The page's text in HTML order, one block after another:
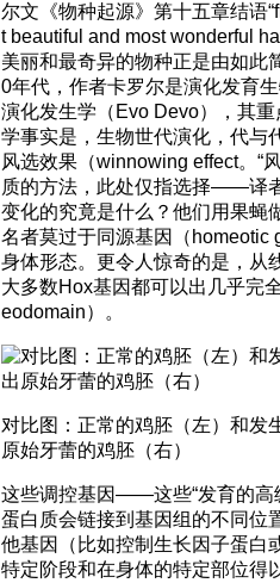
尔文《物种起源》第十五章结语
t beautiful and most wonderful
美丽和最奇异的物种正是由如
0年代，作者卡罗尔是演化发育
演化发生学（Evo Devo），其
学事实是，生物世代演化，代与
风选效果（winnowing effect。“
质的方法，此处仅指选择——译
变化的究竟是什么？他们用果
名者莫过于同源基因（
身体形态。更令人惊奇的是，从
大多数Hox基因都可以出几乎
eodomain）。
对比图：正常的鸡胚（左）和发
原始牙蕾的鸡胚（右）
这些调控基因——这些“发育的
蛋白质会链接到基因组的不同
他基因（比如控制生长因子蛋白
特定阶段和在身体的特定部位得